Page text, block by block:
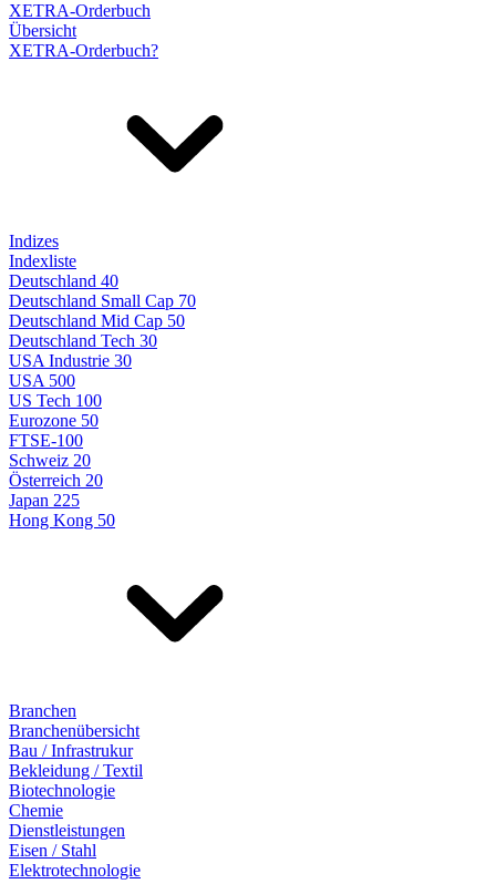
XETRA-Orderbuch
Übersicht
XETRA-Orderbuch?
Indizes
Indexliste
Deutschland 40
Deutschland Small Cap 70
Deutschland Mid Cap 50
Deutschland Tech 30
USA Industrie 30
USA 500
US Tech 100
Eurozone 50
FTSE-100
Schweiz 20
Österreich 20
Japan 225
Hong Kong 50
Branchen
Branchenübersicht
Bau / Infrastrukur
Bekleidung / Textil
Biotechnologie
Chemie
Dienstleistungen
Eisen / Stahl
Elektrotechnologie